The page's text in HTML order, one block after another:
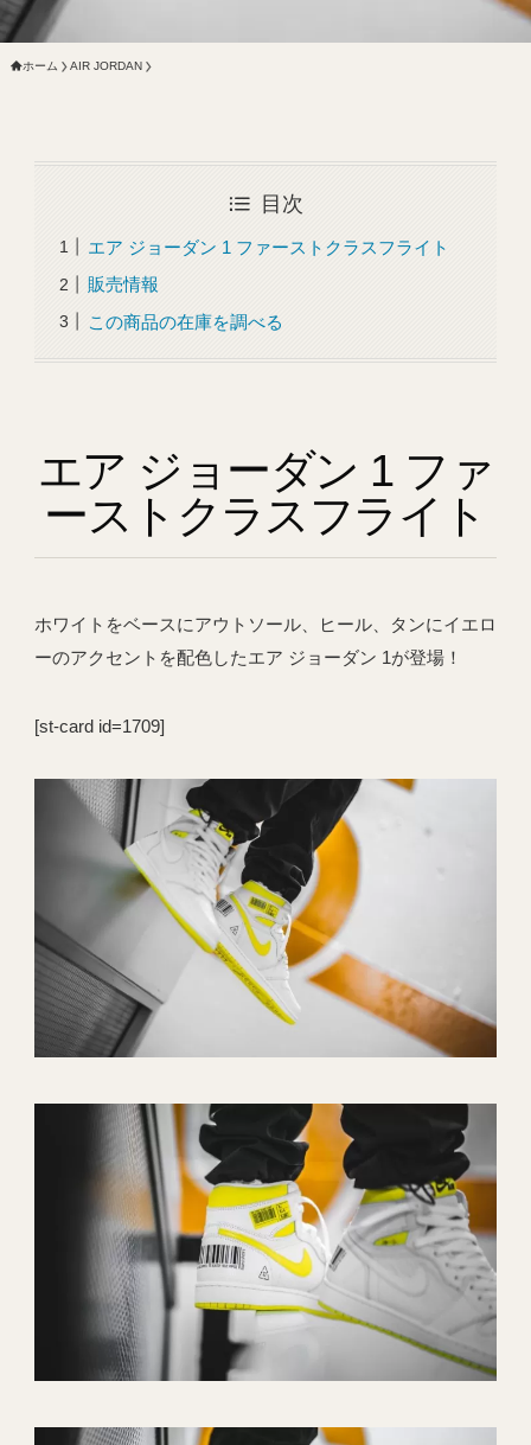
ホーム AIR JORDAN
目次
エア ジョーダン 1 ファーストクラスフライト
販売情報
この商品の在庫を調べる
エア ジョーダン 1 ファ
ーストクラスフライト
ホワイトをベースにアウトソール、ヒール、タンにイエロ
ーのアクセントを配色したエア ジョーダン 1が登場！
[st-card id=1709]